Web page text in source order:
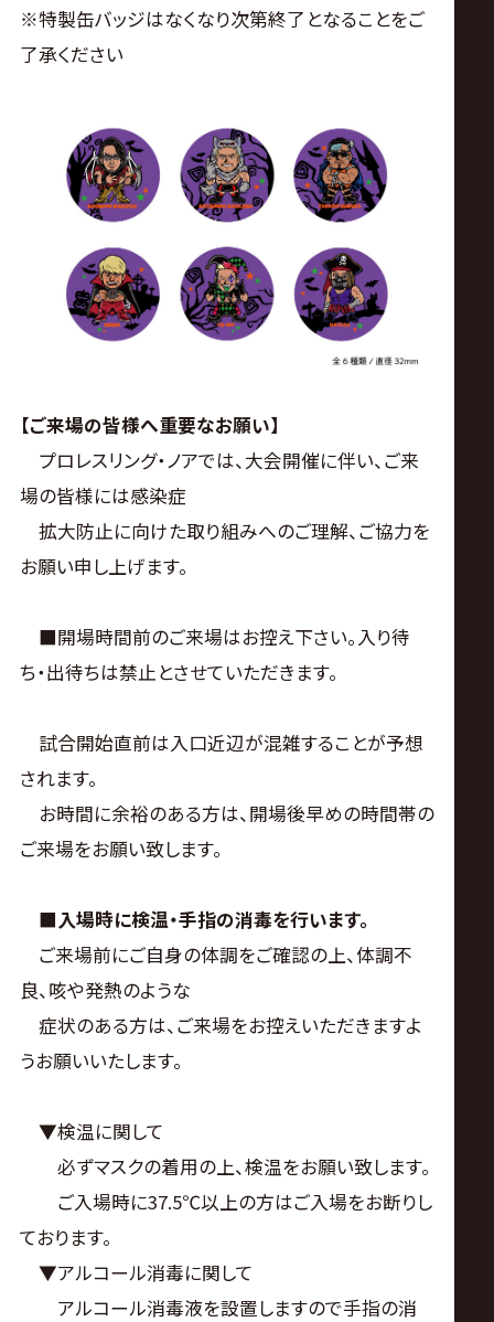
※特製缶バッジはなくなり次第終了となることをご
了承ください
【ご来場の皆様へ重要なお願い】
プロレスリング・ノアでは、大会開催に伴い、ご来
場の皆様には感染症
拡大防止に向けた取り組みへのご理解、ご協力を
お願い申し上げます。
■開場時間前のご来場はお控え下さい。入り待
ち・出待ちは禁止とさせていただきます。
試合開始直前は入口近辺が混雑することが予想
されます。
お時間に余裕のある方は、開場後早めの時間帯の
ご来場をお願い致します。
■ 入場時に検温・手指の消毒を行います。
ご来場前にご自身の体調をご確認の上、体調不
良、咳や発熱のような
症状のある方は、ご来場をお控えいただきますよ
うお願いいたします。
▼検温に関して
必ずマスクの着用の上、検温をお願い致します。
ご入場時に37.5℃以上の方はご入場をお断りし
ております。
▼アルコール消毒に関して
アルコール消毒液を設置しますので手指の消